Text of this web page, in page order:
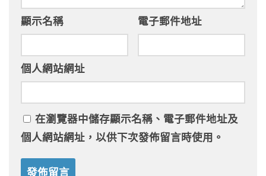
顯示名稱 電子郵件地址
個人網站網址
在瀏覽器中儲存顯示名稱、電子郵件地址及
個人網站網址，以供下次發佈留言時使用。